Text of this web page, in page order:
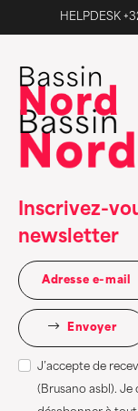
HELPDESK
Inscrivez-
newsletter
Envoyer
J’accepte de
(Brusano asbl). Je